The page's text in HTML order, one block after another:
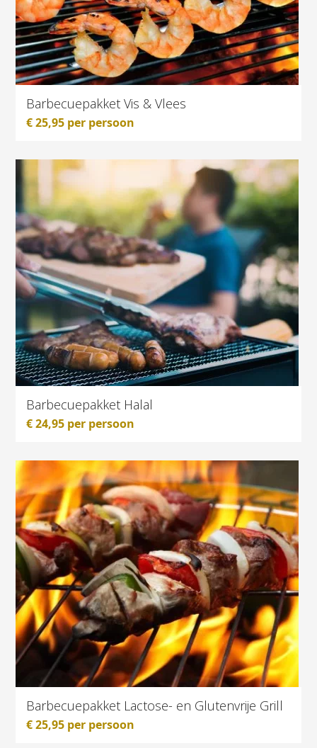
Barbecuepakket Vis & Vlees
€25,95 per persoon
Barbecuepakket Halal
€24,95 per persoon
Barbecuepakket Lactose- en Glutenvrije Grill
€25,95 per persoon